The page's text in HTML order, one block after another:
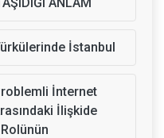
İstanbul
İnternet
İlişkide